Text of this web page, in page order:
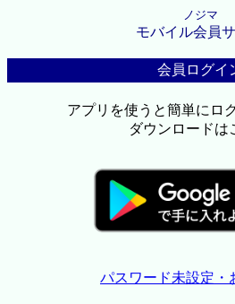
ノジマ
モバイル会員
会員ログイ
アプリを使うと簡単にロ
ダウンロードは
パスワード未設定・